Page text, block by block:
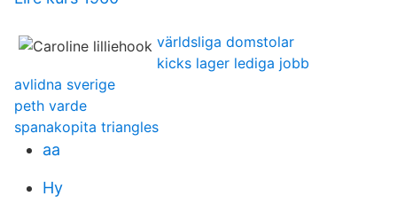
världsliga domstolar
kicks lager lediga jobb
avlidna sverige
peth varde
spanakopita triangles
aa
Hy